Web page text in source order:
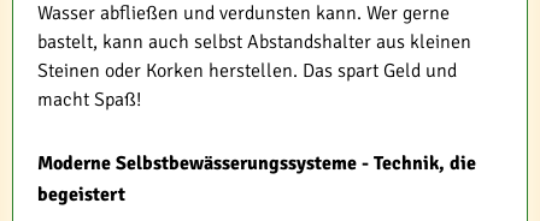
Wasser abfließen und verdunsten kann. Wer gerne
bastelt, kann auch selbst Abstandshalter aus kleinen
Steinen oder Korken herstellen. Das spart Geld und
macht Spaß!
Moderne Selbstbewässerungssysteme - Technik, die
begeistert